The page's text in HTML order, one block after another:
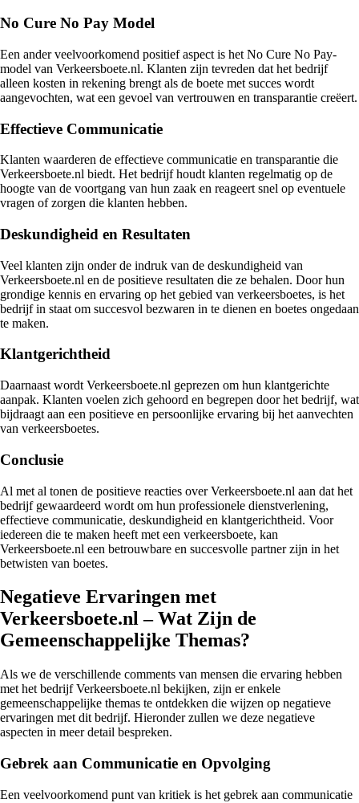
No Cure No Pay Model
Een ander veelvoorkomend positief aspect is het No Cure No Pay-
model van Verkeersboete.nl. Klanten zijn tevreden dat het bedrijf
alleen kosten in rekening brengt als de boete met succes wordt
aangevochten, wat een gevoel van vertrouwen en transparantie creëert.
Effectieve Communicatie
Klanten waarderen de effectieve communicatie en transparantie die
Verkeersboete.nl biedt. Het bedrijf houdt klanten regelmatig op de
hoogte van de voortgang van hun zaak en reageert snel op eventuele
vragen of zorgen die klanten hebben.
Deskundigheid en Resultaten
Veel klanten zijn onder de indruk van de deskundigheid van
Verkeersboete.nl en de positieve resultaten die ze behalen. Door hun
grondige kennis en ervaring op het gebied van verkeersboetes, is het
bedrijf in staat om succesvol bezwaren in te dienen en boetes ongedaan
te maken.
Klantgerichtheid
Daarnaast wordt Verkeersboete.nl geprezen om hun klantgerichte
aanpak. Klanten voelen zich gehoord en begrepen door het bedrijf, wat
bijdraagt aan een positieve en persoonlijke ervaring bij het aanvechten
van verkeersboetes.
Conclusie
Al met al tonen de positieve reacties over Verkeersboete.nl aan dat het
bedrijf gewaardeerd wordt om hun professionele dienstverlening,
effectieve communicatie, deskundigheid en klantgerichtheid. Voor
iedereen die te maken heeft met een verkeersboete, kan
Verkeersboete.nl een betrouwbare en succesvolle partner zijn in het
betwisten van boetes.
Negatieve Ervaringen met
Verkeersboete.nl – Wat Zijn de
Gemeenschappelijke Themas?
Als we de verschillende comments van mensen die ervaring hebben
met het bedrijf Verkeersboete.nl bekijken, zijn er enkele
gemeenschappelijke themas te ontdekken die wijzen op negatieve
ervaringen met dit bedrijf. Hieronder zullen we deze negatieve
aspecten in meer detail bespreken.
Gebrek aan Communicatie en Opvolging
Een veelvoorkomend punt van kritiek is het gebrek aan communicatie